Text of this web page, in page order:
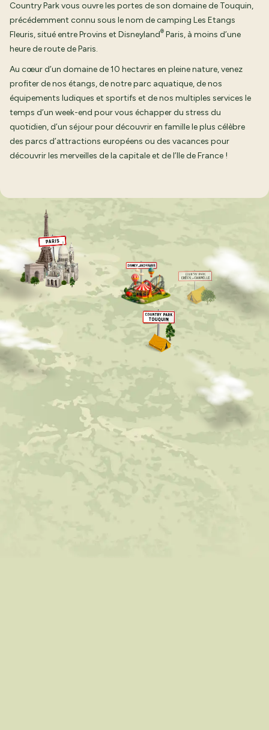
Country Park vous ouvre les portes de son domaine de Touquin,
précédemment connu sous le nom de camping Les Etangs
Fleuris, situé entreProvins et Disneyland® Paris, à moins d’une
heure de route de Paris.
Au cœur d’un domaine de 10 hectares en pleine nature, venez
profiter de nos étangs, de notre parc aquatique, de nos
équipements ludiques et sportifs et de nos multiples services le
temps d’un week-end pour vous échapper du stress du
quotidien, d’un séjour pour découvrir en famille le plus célèbre
des parcs d’attractions européens ou des vacances pour
découvrir les merveilles de la capitale et de l’Ile de France !